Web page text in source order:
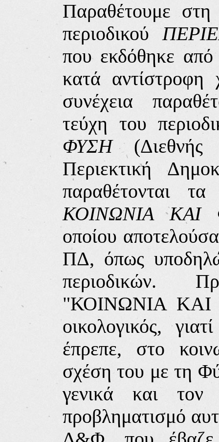
Παραθέτουμε
περιοδικού
που εκδόθηκε
κατά αντίστροφη
συνέχεια
τεύχη του
ΦΥΣΗ(Διεθνής
Περιεκτική
παραθέτονται
ΚΟΙΝΩΝΙΑ ΚΑΙ
οποίου
ΠΔ, όπως
περιοδικών.
"ΚΟΙΝΩΝΙΑ ΚΑΙ
οικολογικός,
έπρεπε, στο
σχέση του με τη
γενικά και
προβληματισμό